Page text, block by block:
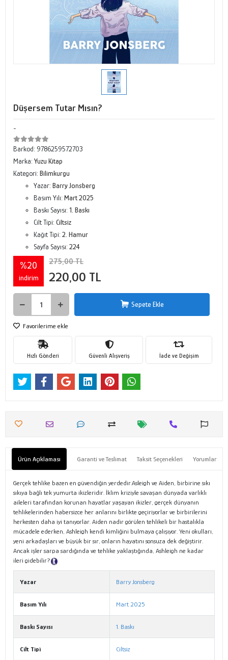
Düşersem Tutar Mısın?
-
Barkod: 9786259572703
Marka: Yuzu Kitap
Kategori: Bilimkurgu
Yazar: Barry Jonsberg
Basım Yılı: Mart 2025
Baskı Sayısı: 1. Baskı
Cilt Tipi: Ciltsiz
Kağıt Tipi: 2. Hamur
Sayfa Sayısı: 224
%20
indirim
275,00 TL
220,00 TL
Sepete Ekle
Favorilerime ekle
Hızlı Gönderi Güvenli Alışveriş İade ve Değişim
Ürün Açıklaması Garanti ve Teslimat Taksit Seçenekleri Yorumlar
Gerçek tehlike bazen en güvendiğin yerdedir.Asleigh ve Aiden, birbirine sıkı
sıkıya bağlı tek yumurta ikizleridir. İklim kriziyle savaşan dünyada varlıklı
aileleri tarafından korunan hayatlar yaşayan ikizler, gerçek dünyanın
tehlikelerinden habersizce her anlarını birlikte geçiriyorlar ve birbirilerini
herkesten daha iyi tanıyorlar. Aiden nadir görülen tehlikeli bir hastalıkla
mücadele ederken, Ashleigh kendi kimliğini bulmaya çalışıyor. Yeni okulları,
yeni arkadaşları ve büyük bir sır, onların hayatını sonsuza dek değiştirir.
Ancak işler sarpa sardığında ve tehlike yaklaştığında, Ashleigh ne kadar
ileri gidebilir?
Yazar Barry Jonsberg
Basım Yılı Mart 2025
Baskı Sayısı 1. Baskı
Cilt Tipi Ciltsiz